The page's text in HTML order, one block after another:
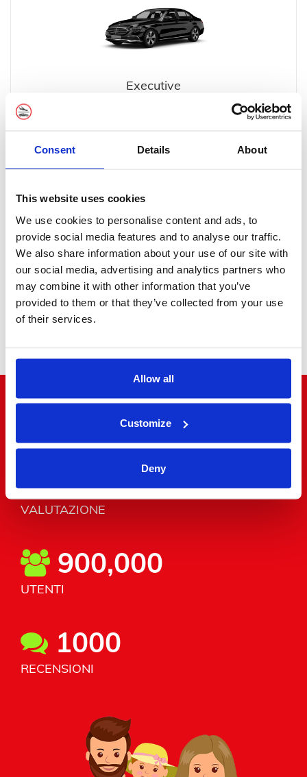
Consent Details About
This website uses cookies
We use cookies to personalise content and ads, to
provide social media features and to analyse our traffic.
We also share information about your use of our site with
our social media, advertising and analytics partners who
may combine it with other information that you’ve
provided to them or that they’ve collected from your use
of their services.
Allow all
Customize
Deny
Executive
MPV Executive
"Il mondo a due passi"
4.8/5
VALUTAZIONE
900,000
UTENTI
1000
RECENSIONI